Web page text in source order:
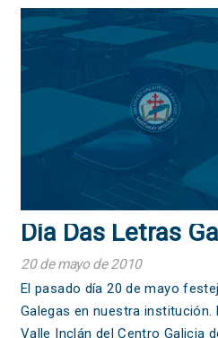
Día Das Letras
20 de mayo de 2010
El pasado día 20 de mayo
Galegas en nuestra institución.
Valle Inclán del Centro Galicia